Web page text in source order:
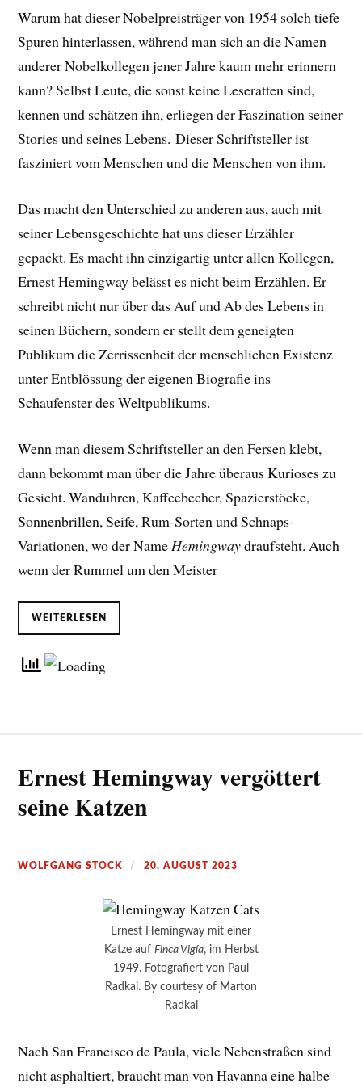
Warum hat dieser Nobelpreisträger von 1954 solch tiefe
Spuren hinterlassen, während man sich an die Namen
anderer Nobelkollegen jener Jahre kaum mehr erinnern
kann? Selbst Leute, die sonst keine Leseratten sind,
kennen und schätzen ihn, erliegen der Faszination seiner
Stories und seines Lebens. Dieser Schriftsteller ist
fasziniert vom Menschen und die Menschen von ihm.
Das macht den Unterschied zu anderen aus, auch mit
seiner Lebensgeschichte hat uns dieser Erzähler
gepackt. Es macht ihn einzigartig unter allen Kollegen,
Ernest Hemingway belässt es nicht beim Erzählen. Er
schreibt nicht nur über das Auf und Ab des Lebens in
seinen Büchern, sondern er stellt dem geneigten
Publikum die Zerrissenheit der menschlichen Existenz
unter Entblössung der eigenen Biografie ins
Schaufenster des Weltpublikums.
Wenn man diesem Schriftsteller an den Fersen klebt,
dann bekommt man über die Jahre überaus Kurioses zu
Gesicht. Wanduhren, Kaffeebecher, Spazierstöcke,
Sonnenbrillen, Seife, Rum-Sorten und Schnaps-
Variationen, wo der NameHemingwaydraufsteht. Auch
wenn der Rummel um den Meister
WEITERLESEN
Ernest Hemingway vergöttert
seine Katzen
WOLFGANG STOCK 20. AUGUST 2023
Ernest Hemingway mit einer
Katze auf Finca Vigía, im Herbst
1949. Fotografiert von Paul
Radkai. By courtesy of Marton
Radkai
Nach San Francisco de Paula, viele Nebenstraßen sind
nicht asphaltiert, braucht man von Havanna eine halbe